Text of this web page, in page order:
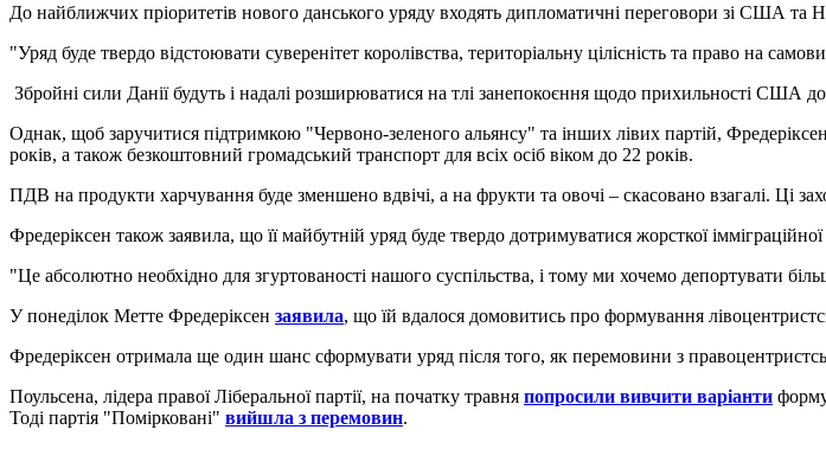
До найближчих пріоритетів нового данського уряду входять дипломатичні переговори зі США та
"Уряд буде твердо відстоювати суверенітет королівства, територіальну цілісність та право на
Збройні сили Данії будуть і надалі розширюватися на тлі занепокоєння щодо прихильності США
Однак, щоб заручитися підтримкою "Червоно-зеленого альянсу" та інших лівих партій,
років, а також безкоштовний громадський транспорт для всіх осіб віком до 22 років.
ПДВ на продукти харчування буде зменшено вдвічі, а на фрукти та овочі – скасовано взагалі. Ці
Фредеріксен також заявила, що її майбутній уряд буде твердо дотримуватися жорсткої імміграційної
"Це абсолютно необхідно для згуртованості нашого суспільства, і тому ми хочемо депортувати
У понеділок Метте Фредеріксен заявила, що їй вдалося домовитись про формування
Фредеріксен отримала ще один шанс сформувати уряд після того, як перемовини з
Поульсена, лідера правої Ліберальної партії, на початку травня попросили вивчити варіанти
Тоді партія "Помірковані" вийшла з перемовин.